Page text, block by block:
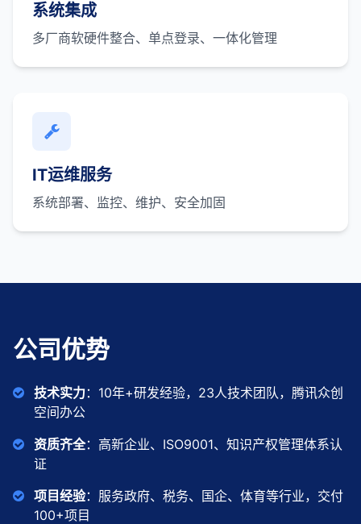
系统集成
多厂商软硬件整合、单点登录、一体化管理
IT运维服务
系统部署、监控、维护、安全加固
公司优势
技术实力：10年+研发经验，23人技术团队，腾讯众创
空间办公
资质齐全：高新企业、ISO9001、知识产权管理体系认
证
项目经验：服务政府、税务、国企、体育等行业，交付
100+项目